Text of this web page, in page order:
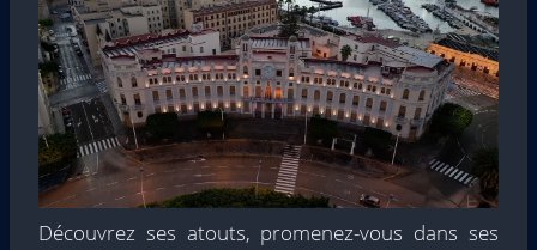
Découvrez ses atouts, promenez-vous dans ses